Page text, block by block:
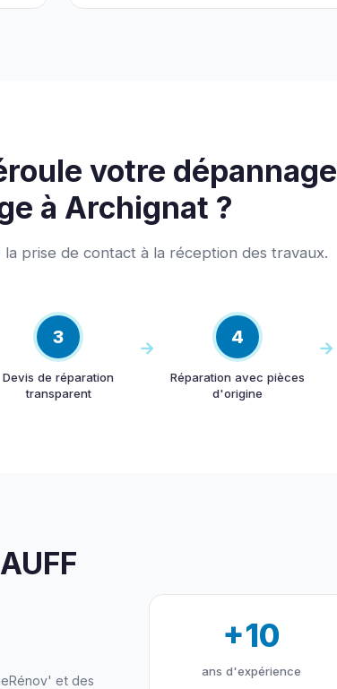
votre dépannage
à Archignat ?
prise de contact à la réception des travaux.
3
Devis de réparation
transparent
4
Réparation avec pièces
d'origine
et des
+10
ans d'expérience